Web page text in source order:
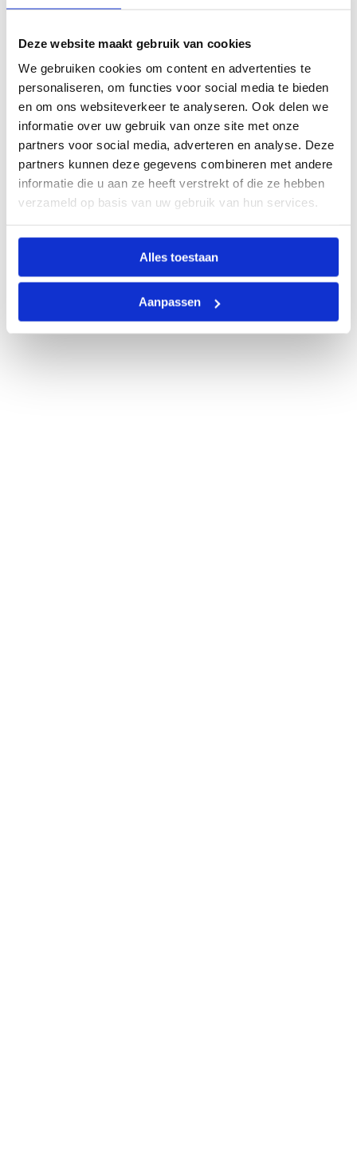
Deze website maakt gebruik van cookies
We gebruiken cookies om content en advertenties te
personaliseren, om functies voor social media te bieden
en om ons websiteverkeer te analyseren. Ook delen we
informatie over uw gebruik van onze site met onze
partners voor social media, adverteren en analyse. Deze
partners kunnen deze gegevens combineren met andere
informatie die u aan ze heeft verstrekt of die ze hebben
verzameld op basis van uw gebruik van hun services.
Alles toestaan
Aanpassen